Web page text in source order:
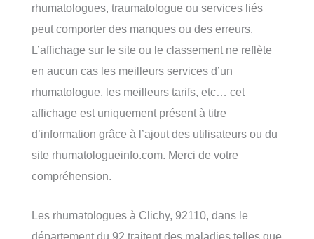
rhumatologues, traumatologue ou services liés
peut comporter des manques ou des erreurs.
L’affichage sur le site ou le classement ne reflète
en aucun cas les meilleurs services d’un
rhumatologue, les meilleurs tarifs, etc… cet
affichage est uniquement présent à titre
d’information grâce à l’ajout des utilisateurs ou du
site rhumatologueinfo.com. Merci de votre
compréhension.
Les rhumatologues à Clichy, 92110, dans le
département du 92 traitent des maladies telles que